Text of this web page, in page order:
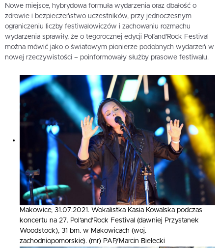
Nowe miejsce, hybrydowa formuła wydarzenia oraz dbałość o
zdrowie i bezpieczeństwo uczestników, przy jednoczesnym
ograniczeniu liczby festiwalowiczów i zachowaniu rozmachu
wydarzenia sprawiły, że o tegorocznej edycji Pol’and’Rock Festival
można mówić jako o światowym pionierze podobnych wydarzeń w
nowej rzeczywistości – poinformowały służby prasowe festiwalu.
Makowice, 31.07.2021. Wokalistka Kasia Kowalska podczas
koncertu na 27. Pol’and’Rock Festival (dawniej Przystanek
Woodstock), 31 bm. w Makowicach (woj.
zachodniopomorskie). (mr) PAP/Marcin Bielecki